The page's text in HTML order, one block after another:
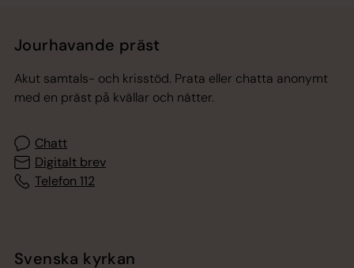
Jourhavande präst
Akut samtals- och krisstöd. Prata eller chatta anonymt
med en präst på kvällar och nätter.
Chatt
Digitalt brev
Telefon 112
Svenska kyrkan